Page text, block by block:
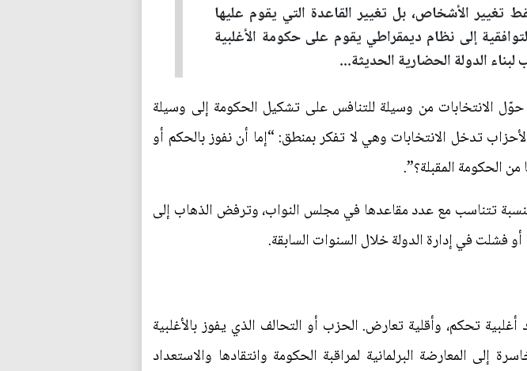
تغيير الأشخاص، بل تغيير القاعدة التي يقوم عليها
إلى نظام ديمقراطي يقوم على حكومة الأغلبية
لبناء الدولة الحضارية الحديثة...
حوّل الانتخابات من وسيلة للتنافس على تشكيل الحكومة إلى وسيلة
تدخل الانتخابات وهي لا تفكر بمنطق: “إما أن نفوز بالحكم أو
الحكومة المقبلة؟”.
تتناسب مع عدد مقاعدها في مجلس النواب، وترفض الذهاب إلى
فشلت في إدارة الدولة خلال السنوات السابقة.
تحكم، وأقلية تعارض. الحزب أو التحالف الذي يفوز بالأغلبية
إلى المعارضة البرلمانية لمراقبة الحكومة وانتقادها والاستعداد